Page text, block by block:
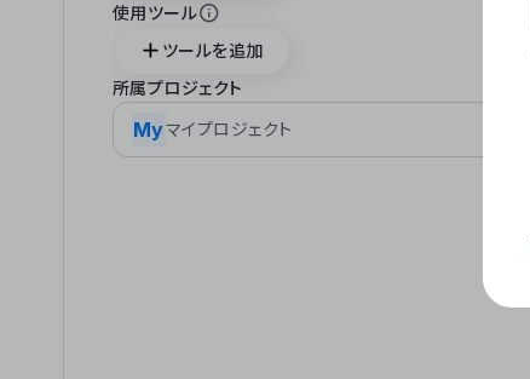
使用ツール
ツールを追加
所属プロジェクト
Myマイプロジェクト